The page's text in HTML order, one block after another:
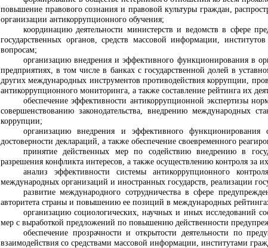
повышение правового сознания и правовой культуры граждан,
организации антикоррупционного обучения;
координацию деятельности министерств и ведомств в сфере
государственных органов, средств массовой информации,
вопросам;
организацию внедрения и эффективного функционирования в
предприятиях, в том числе в банках с государственной долей в
других международных инструментов противодействия коррупции,
антикоррупционного мониторинга, а также составление рейтинга их
обеспечение эффективности антикоррупционной экспертизы
совершенствованию законодательства, внедрению международных
коррупции;
организацию внедрения и эффективного
достоверности деклараций, а также обеспечение своевременного
принятие действенных мер по содействию внедрению в
разрешения конфликта интересов, а также осуществлению контроля за
анализ эффективности системы антикоррупционного
международных организаций и иностранных государств, реализации
развитие международного сотрудничества в сфере
авторитета страны и повышению ее позиций в международных
организацию социологических, научных и иных исследований
мер с выработкой предложений по повышению действенности
обеспечение прозрачности и открытости деятельности по
взаимодействия со средствами массовой информации, институтами